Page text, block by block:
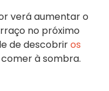
verá aumentar o
no próximo
de descobriros
à sombra.